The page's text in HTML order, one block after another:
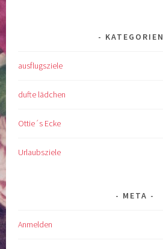
KATEGORIEN
ausflugsziele
dufte lädchen
Ottie´s Ecke
Urlaubsziele
META
Anmelden